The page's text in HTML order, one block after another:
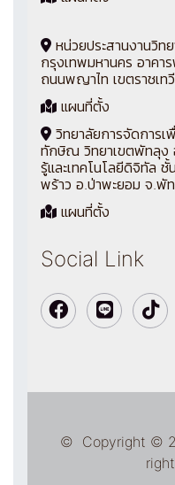
หน่วยประสานงานวิ
กรุงเทพมหานคร อาค
ถนนพญาไท เขตราชเท
แผนที่ตั้ง
วิทยาลัยการจัดการ
ทักษิณ วิทยาเขตพัทลุง
รู้และเทคโนโลยีดิจิทัล
พร้าว อ.ป่าพะยอม จ.พั
แผนที่ตั้ง
Social Link
© Copyright ©